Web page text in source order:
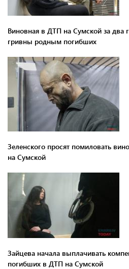
Виновная в ДТП на Сумской за два
гривны родным погибших
Зеленского просят помиловать
на Сумской
Зайцева начала выплачивать
погибших в ДТП на Сумской